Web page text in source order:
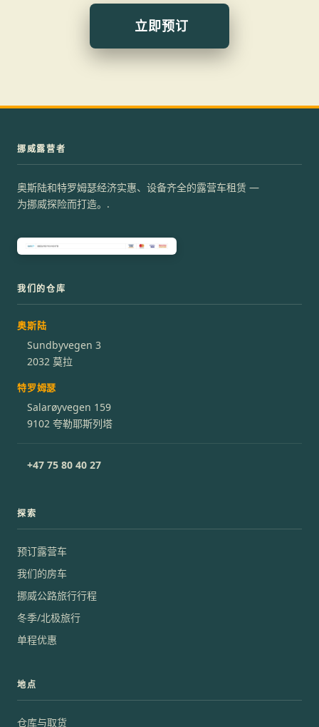
立即预订
挪威露营者
奥斯陆和特罗姆瑟经济实惠、设备齐全的露营车租赁 —
为挪威探险而打造。.
我们的仓库
奥斯陆
Sundbyvegen 3
2032 莫拉
特罗姆瑟
Salarøyvegen 159
9102 夸勒耶斯列塔
+47 75 80 40 27
探索
预订露营车
我们的房车
挪威公路旅行行程
冬季/北极旅行
单程优惠
地点
仓库与取货